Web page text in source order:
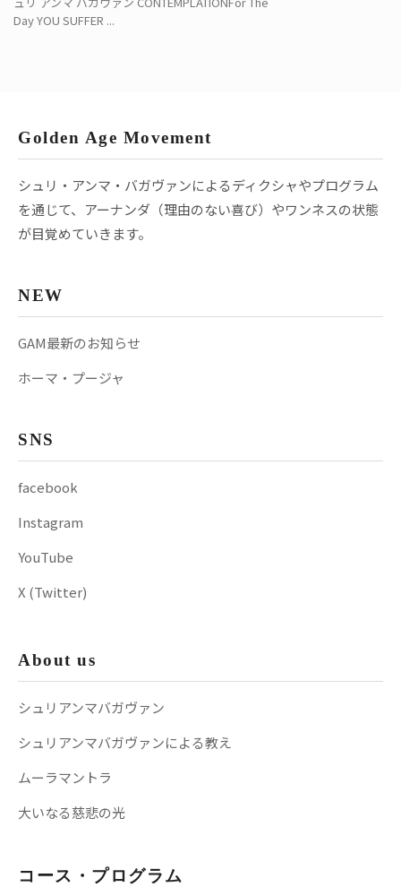
Day YOU SUFFER ...
Golden Age Movement
シュリ・アンマ・バガヴァンによるディクシャやプログラム
を通じて、アーナンダ（理由のない喜び）やワンネスの状態
が目覚めていきます。
NEW
GAM最新のお知らせ
ホーマ・プージャ
SNS
facebook
Instagram
YouTube
X (Twitter)
About us
シュリアンマバガヴァン
シュリアンマバガヴァンによる教え
ムーラマントラ
大いなる慈悲の光
コース・プログラム